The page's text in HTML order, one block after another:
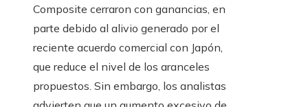
Composite cerraron con ganancias, en
parte debido al alivio generado por el
reciente acuerdo comercial con Japón,
que reduce el nivel de los aranceles
propuestos. Sin embargo, los analistas